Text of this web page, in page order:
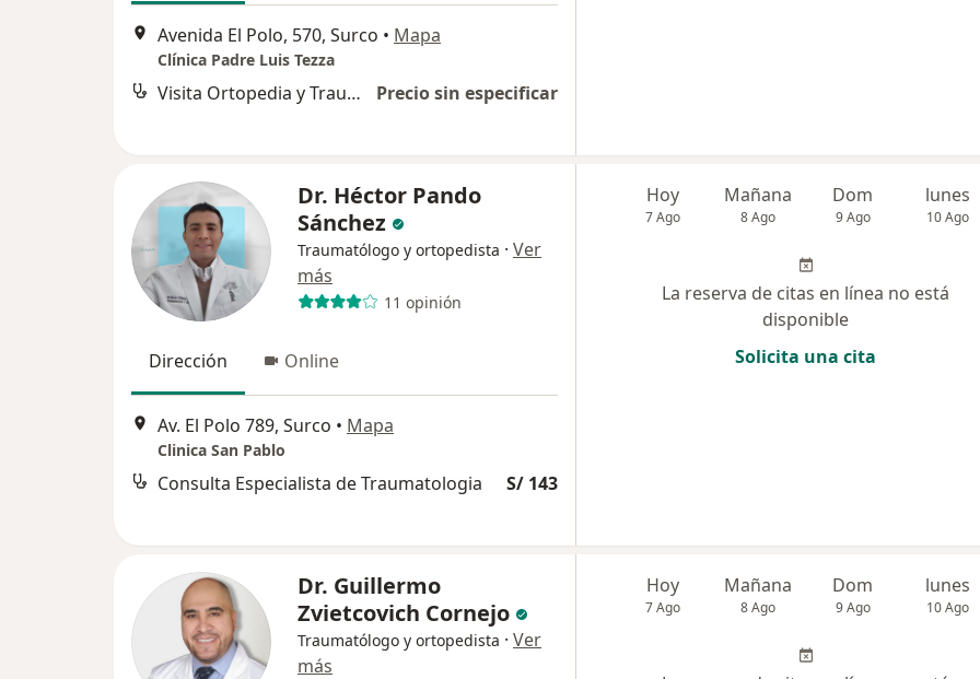
Avenida El Polo, 570, Surco • Mapa
Clínica Padre Luis Tezza
Visita Ortopedia y Traumatología Precio sin especificar
Dr. Héctor Pando
Sánchez
Traumatólogo y ortopedista · Ver
más
11 opinión
Dirección Online
Av. El Polo 789, Surco • Mapa
Clinica San Pablo
Consulta Especialista de Traumatologia S/ 143
Hoy
7 Ago
Mañana
8 Ago
Dom
9 Ago
lunes
10 Ago
La reserva de citas en línea no está
disponible
Solicita una cita
Dr. Guillermo
Zvietcovich Cornejo
Traumatólogo y ortopedista · Ver
más
Hoy
7 Ago
Mañana
8 Ago
Dom
9 Ago
lunes
10 Ago